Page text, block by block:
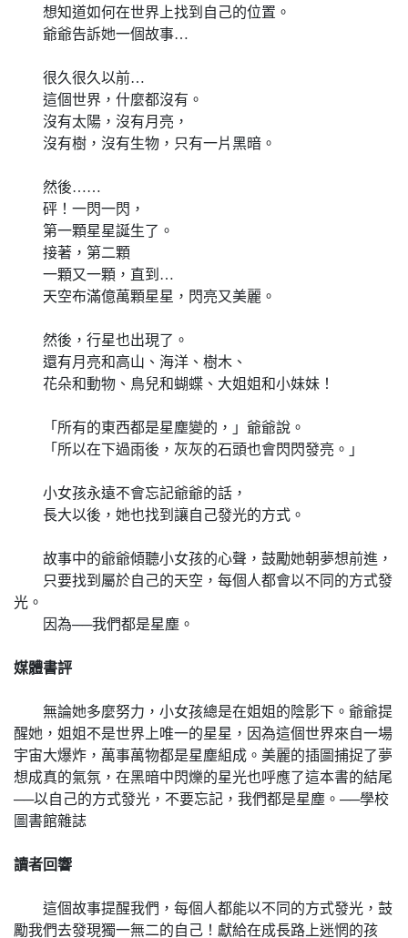
想知道如何在世界上找到自己的位置。
爺爺告訴她一個故事…
很久很久以前…
這個世界，什麼都沒有。
沒有太陽，沒有月亮，
沒有樹，沒有生物，只有一片黑暗。
然後……
砰！一閃一閃，
第一顆星星誕生了。
接著，第二顆
一顆又一顆，直到…
天空布滿億萬顆星星，閃亮又美麗。
然後，行星也出現了。
還有月亮和高山、海洋、樹木、
花朵和動物、鳥兒和蝴蝶、大姐姐和小妹妹！
「所有的東西都是星塵變的，」爺爺說。
「所以在下過雨後，灰灰的石頭也會閃閃發亮。」
小女孩永遠不會忘記爺爺的話，
長大以後，她也找到讓自己發光的方式。
故事中的爺爺傾聽小女孩的心聲，鼓勵她朝夢想前進，
只要找到屬於自己的天空，每個人都會以不同的方式發
光。
因為──我們都是星塵。
媒體書評
無論她多麼努力，小女孩總是在姐姐的陰影下。爺爺提
醒她，姐姐不是世界上唯一的星星，因為這個世界來自一場
宇宙大爆炸，萬事萬物都是星塵組成。美麗的插圖捕捉了夢
想成真的氣氛，在黑暗中閃爍的星光也呼應了這本書的結尾
──以自己的方式發光，不要忘記，我們都是星塵。──學校
圖書館雜誌
讀者回響
這個故事提醒我們，每個人都能以不同的方式發光，鼓
勵我們去發現獨一無二的自己！獻給在成長路上迷惘的孩